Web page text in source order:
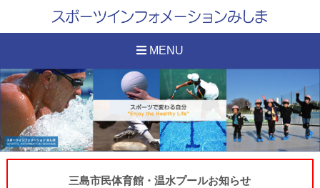
MENU
三島市民体育館・温水プールお知らせ